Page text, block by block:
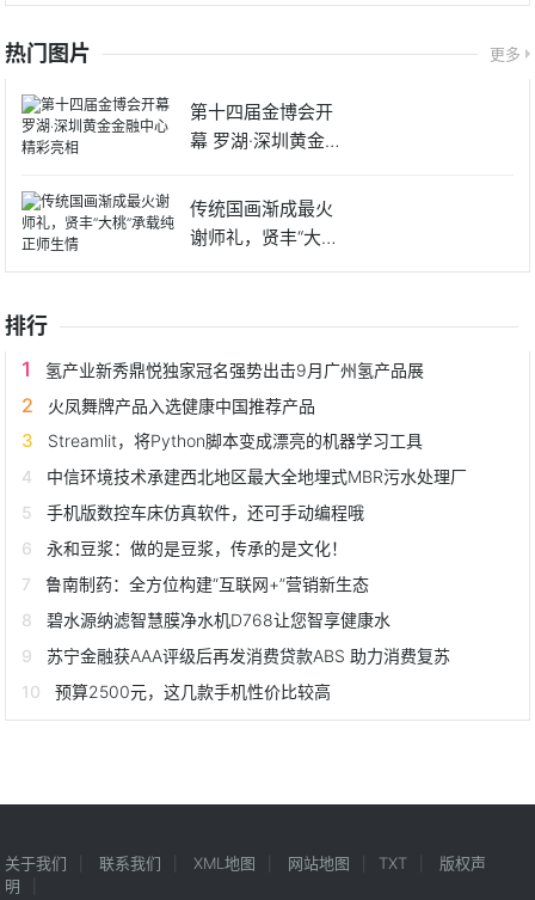
热门图片 更多
第十四届金博会开
幕 罗湖·深圳黄金金
传统国画渐成最火
谢师礼，贤丰“大桃”
承载
排行
氢产业新秀鼎悦独家冠名强势出击9月广州氢产品展
火凤舞牌产品入选健康中国推荐产品
Streamlit，将Python脚本变成漂亮的机器学习工具
中信环境技术承建西北地区最大全地埋式MBR污水处理厂
手机版数控车床仿真软件，还可手动编程哦
永和豆浆：做的是豆浆，传承的是文化！
鲁南制药：全方位构建“互联网+”营销新生态
碧水源纳滤智慧膜净水机D768让您智享健康水
苏宁金融获AAA评级后再发消费贷款ABS 助力消费复苏
预算2500元，这几款手机性价比较高
关于我们 联系我们 XML地图 网站地图 TXT
版权声
明